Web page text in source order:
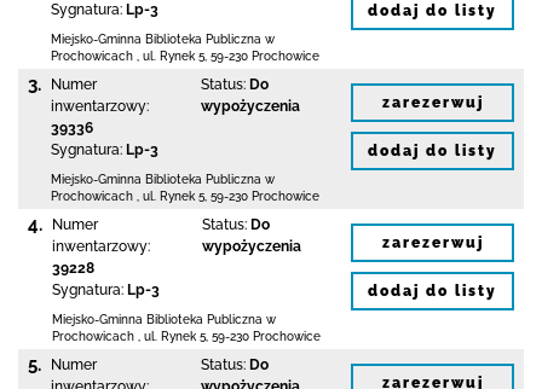
Sygnatura: Lp-3
Miejsko-Gminna Biblioteka Publiczna w
Prochowicach
ul. Rynek 5 59-230 Prochowice
dodaj do listy
3.
Numer
inwentarzowy:
39336
Sygnatura: Lp-3
Status: Do
wypożyczenia
Miejsko-Gminna Biblioteka Publiczna w
Prochowicach
ul. Rynek 5 59-230 Prochowice
zarezerwuj
dodaj do listy
4.
Numer
inwentarzowy:
39228
Sygnatura: Lp-3
Status: Do
wypożyczenia
Miejsko-Gminna Biblioteka Publiczna w
Prochowicach
ul. Rynek 5 59-230 Prochowice
zarezerwuj
dodaj do listy
5.
Numer
Status: Do
zarezerwuj